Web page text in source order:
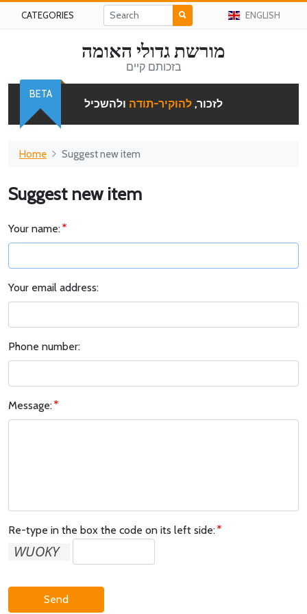
CATEGORIES ENGLISH
מורשת גדולי האומה
בזכותם קיים
לזכור, להוקיר-תודה ולהשכיל
BETA
Home Suggest new item
Suggest new item
Your name:
Your email address:
Phone number:
Message:
Re-type in the box the code on its left side:
Send